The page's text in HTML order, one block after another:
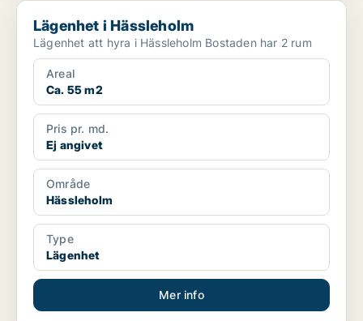
Lägenhet i Hässleholm
Lägenhet i Hässleholm
Lägenhet att hyra i Hässleholm Bostaden har 2 rum
Areal
Ca. 55 m2
Pris pr. md.
Ej angivet
Område
Hässleholm
Type
Lägenhet
Mer info